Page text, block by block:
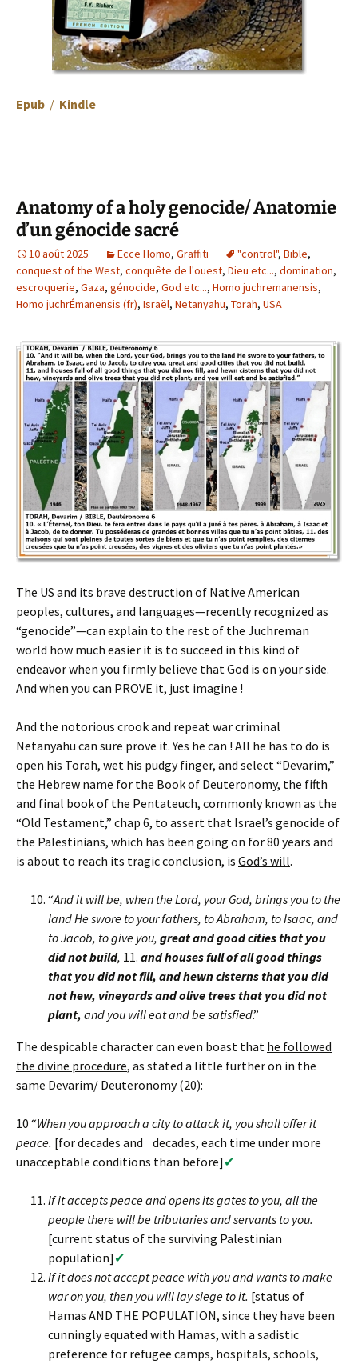
Epub / Kindle
Anatomy of a holy genocide/ Anatomie
d’un génocide sacré
10 août 2025 Ecce Homo, Graffiti "control", Bible,
conquest of the West, conquête de l'ouest, Dieu etc..., domination,
escroquerie, Gaza, génocide, God etc..., Homo juchremanensis,
Homo juchrÉmanensis (fr), Israël, Netanyahu, Torah, USA
The US and its brave destruction of Native American
peoples, cultures, and languages—recently recognized as
“genocide”—can explain to the rest of the Juchreman
world how much easier it is to succeed in this kind of
endeavor when you firmly believe that God is on your side.
And when you can PROVE it, just imagine !
And the notorious crook and repeat war criminal
Netanyahu can sure prove it. Yes he can ! All he has to do is
open his Torah, wet his pudgy finger, and select “Devarim,”
the Hebrew name for the Book of Deuteronomy, the fifth
and final book of the Pentateuch, commonly known as the
“Old Testament,” chap 6, to assert that Israel’s genocide of
the Palestinians, which has been going on for 80 years and
is about to reach its tragic conclusion, is God’s will.
“And it will be, when the Lord, your God, brings you to the
land He swore to your fathers, to Abraham, to Isaac, and
to Jacob, to give you, great and good cities that you
did not build, 11. and houses full of all good things
that you did not fill, and hewn cisterns that you did
not hew, vineyards and olive trees that you did not
plant, and you will eat and be satisfied.”
The despicable character can even boast that he followed
the divine procedure, as stated a little further on in the
same Devarim/ Deuteronomy (20):
10 “When you approach a city to attack it, you shall offer it
peace. [for decades and decades, each time under more
unacceptable conditions than before] ✔
If it accepts peace and opens its gates to you, all the
people there will be tributaries and servants to you.
[current status of the surviving Palestinian
population] ✔
If it does not accept peace with you and wants to make
war on you, then you will lay siege to it. [status of
Hamas AND THE POPULATION, since they have been
cunningly equated with Hamas, with a sadistic
preference for refugee camps, hospitals, schools,